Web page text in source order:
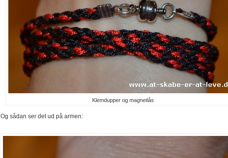
Klemdupper og magnetlås
Og sådan ser det ud på armen: